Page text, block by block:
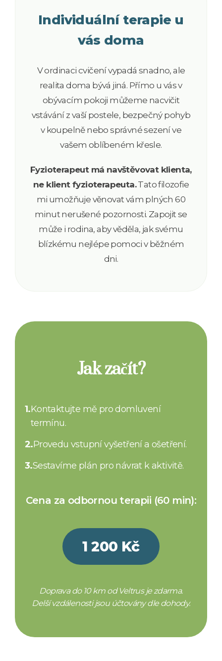
Individuální terapie u
vás doma
V ordinaci cvičení vypadá snadno, ale
realita doma bývá jiná. Přímo u vás v
obývacím pokoji můžeme nacvičit
vstávání z vaší postele, bezpečný pohyb
v koupelně nebo správné sezení ve
vašem oblíbeném křesle.
Fyzioterapeut má navštěvovat klienta,
ne klient fyzioterapeuta.Tato filozofie
mi umožňuje věnovat vám plných 60
minut nerušené pozornosti. Zapojit se
může i rodina, aby věděla, jak svému
blízkému nejlépe pomoci v běžném
dni.
Jak začít?
1.Kontaktujte mě pro domluvení
termínu.
2.Provedu vstupní vyšetření a ošetření.
3.Sestavíme plán pro návrat k aktivitě.
Cena za odbornou terapii (60 min):
1 200 Kč
Doprava do 10 km od Veltrus je zdarma.
Delší vzdálenosti jsou účtovány dle dohody.